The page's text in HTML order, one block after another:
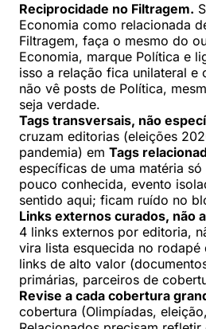
Reciprocidade no Filtragem.
Economia como relacionada
Filtragem, faça o mesmo do
Economia, marque Política e
isso a relação fica unilateral e
não vê posts de Política,
seja verdade.
Tags transversais, não
cruzam editorias (eleições
pandemia) em Tags
específicas de uma matéria
pouco conhecida, evento
sentido aqui; ficam ruído no
Links externos curados, não
4 links externos por editoria,
vira lista esquecida no
links de alto valor
primárias, parceiros de
Revise a cada cobertura
cobertura (Olimpíadas,